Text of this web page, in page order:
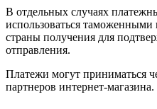
В отдельных случаях
использоваться
страны получения для
отправления.
Платежи могут приниматься
партнеров интернет-магазина.